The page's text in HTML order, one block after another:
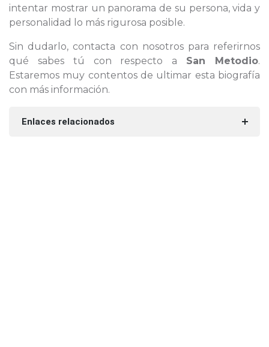
intentar mostrar un panorama de su persona, vida y
personalidad lo más rigurosa posible.
Sin dudarlo, contacta con nosotros para referirnos
qué sabes tú con respecto a San Metodio.
Estaremos muy contentos de ultimar esta biografía
con más información.
Enlaces relacionados